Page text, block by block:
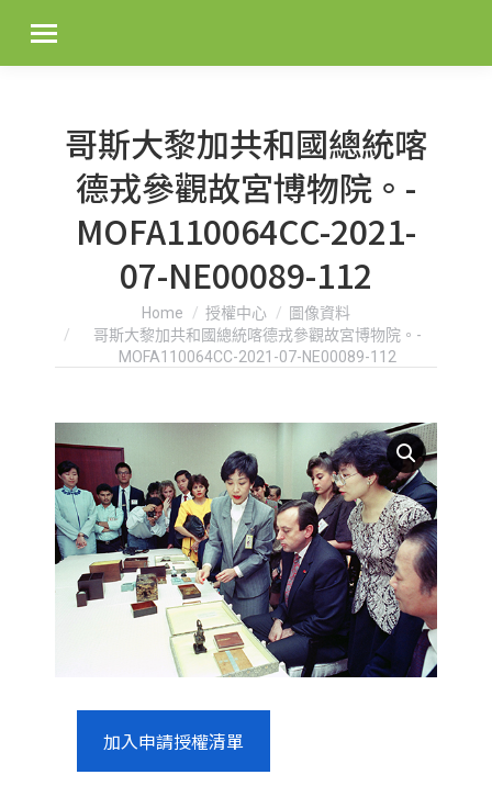
哥斯大黎加共和國總統喀
德戎參觀故宮博物院。-
MOFA110064CC-2021-
07-NE00089-112
You are here:Home 授權中心
圖像資料
哥斯大黎加共和國總統喀德戎參觀故宮博物院。-
MOFA110064CC-2021-07-NE00089-112
加入申請授權清單